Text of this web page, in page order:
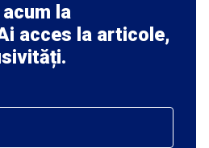
la
acces la articole,